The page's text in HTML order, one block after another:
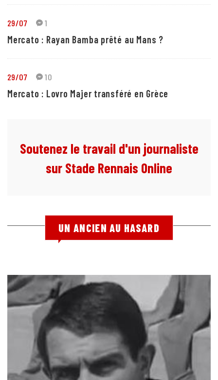
29/07 1
Mercato : Rayan Bamba prêté au Mans ?
29/07 10
Mercato : Lovro Majer transféré en Grèce
Soutenez le travail d'un journaliste
sur Stade Rennais Online
UN ANCIEN AU HASARD